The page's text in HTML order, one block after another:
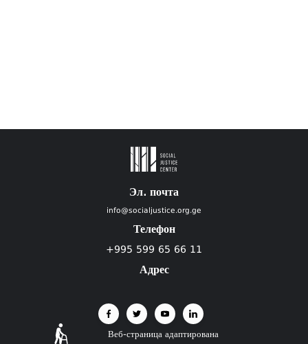
Эл. почта
info@socialjustice.org.ge
Телефон
+995 599 65 66 11
Адрес
Веб-страница адаптирована